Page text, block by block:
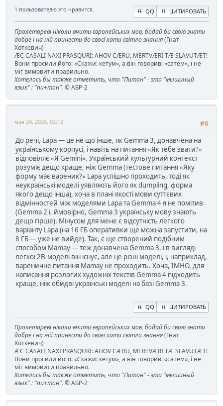
1 пользователю это нравится. QQ ЦИТИРОВАТЬ
Пролетареві ніколи вчити європейських мов, бодай би свою знати
добре і на ній принести до своєї хати світло знання(Гнат
Хоткевич)
ÆC CASALI NAXI PRASQURI: AHOV CÆRU, MERTVÆRI TÆ SLAVUTÆT!
Вони просили його: «Скажи: кетум», а він говорив: «сатем», і не
міг вимовити правильно.
Хотелось бы также отметить, что "Питон" - это "мышиный
язык" : "пи+тон". © АБР-2
#6
мая 24, 2026, 02:12
До речі, Lapa — це не що інше, як Gemma 3, донавчена на
українському корпусі, і навіть на питання «Як тебе звати?»
відповіляє «Я Gemini». Український культурний контекст
розуміє дещо краще, ніж Gemma (тестове питання «Яку
форму має вареник?» Lapa успішно проходить, тоді як
неукраїнські моделі уявляють його як dumpling, форма
якого дещо інша), хоча в плані якості мови суттєвих
відмінностей між моделями Lapa та Gemma 4 я не помітив
(Gemma 2 і, ймовірно, Gemma 3 українську мову знають
дещо гірше). Мінусом для мене є відсутність легкого
варіанту Lapa (на 16 ГБ оперативки ще можна запустити, на
8 ГБ — уже не вийде). Так, є ще створений подібним
способом Mamay — теж донавчена Gemma 3, і в вигляді
легкої 2B-моделі він існує, але це різні моделі, і, наприклад,
вареничне питання Mamay не проходить. Хоча, ІМНО, для
написання розлогих художніх текстів Gemma 4 підходить
краще, ніж обидві українські моделі на базі Gemma 3.
QQ ЦИТИРОВАТЬ
Пролетареві ніколи вчити європейських мов, бодай би свою знати
добре і на ній принести до своєї хати світло знання(Гнат
Хоткевич)
ÆC CASALI NAXI PRASQURI: AHOV CÆRU, MERTVÆRI TÆ SLAVUTÆT!
Вони просили його: «Скажи: кетум», а він говорив: «сатем», і не
міг вимовити правильно.
Хотелось бы также отметить, что "Питон" - это "мышиный
язык" : "пи+тон". © АБР-2